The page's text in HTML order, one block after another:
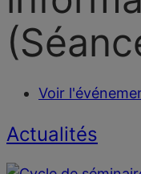
Voir
Actualités